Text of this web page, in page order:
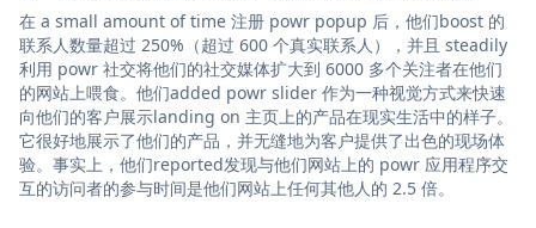
在 a small amount of time 注册 powr popup 后，他们boost 的
联系人数量超过 250%（超过 600 个真实联系人），并且 steadily
利用 powr 社交将他们的社交媒体扩大到 6000 多个关注者在他们
的网站上喂食。他们added powr slider 作为一种视觉方式来快速
向他们的客户展示landing on 主页上的产品在现实生活中的样子。
它很好地展示了他们的产品，并无缝地为客户提供了出色的现场体
验。事实上，他们reported发现与他们网站上的 powr 应用程序交
互的访问者的参与时间是他们网站上任何其他人的 2.5 倍。